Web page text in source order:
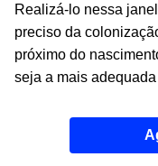
Realizá-lo nessa
preciso da
próximo do
seja a mais